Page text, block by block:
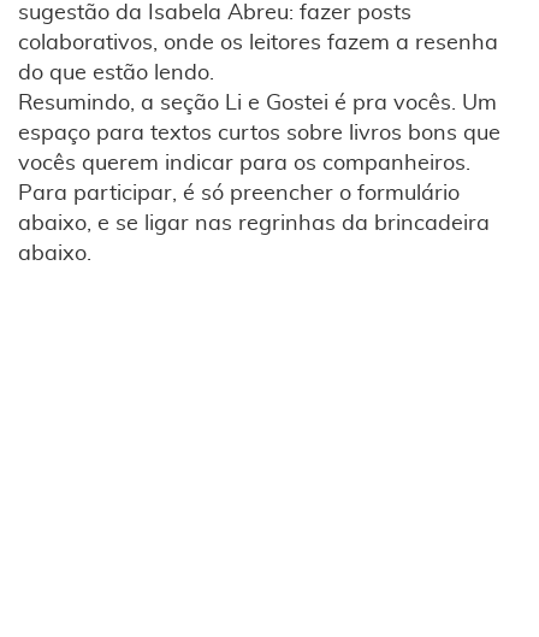
sugestão da Isabela Abreu: fazer posts
colaborativos, onde os leitores fazem a resenha
do que estão lendo.
Resumindo, a seção Li e Gostei é pra vocês. Um
espaço para textos curtos sobre livros bons que
vocês querem indicar para os companheiros.
Para participar, é só preencher o formulário
abaixo, e se ligar nas regrinhas da brincadeira
abaixo.